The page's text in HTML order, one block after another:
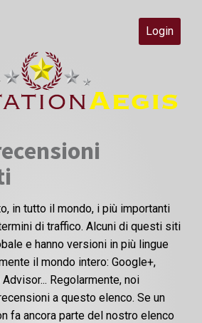
Login
in tutto il mondo, i più importanti
di traffico. Alcuni di questi siti
e hanno versioni in più lingue
il mondo intero: Google+,
Regolarmente, noi
a questo elenco. Se un
fa ancora parte del nostro elenco